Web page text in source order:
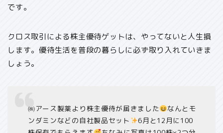
です。
クロス取引による株主優待ゲットは、やってないと人生損
します。優待生活を普段の暮らしに必ず取り入れていきま
しょう。
㈱アース製薬より株主優待が届きました
なんとモ
ンダミンなどの自社製品セット
6月と12月に100